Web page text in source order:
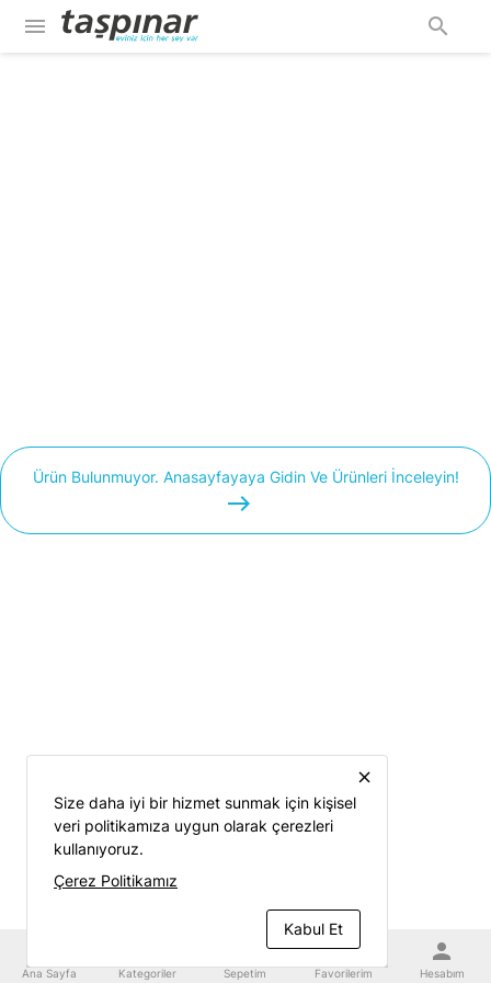
menu search
Ürün Bulunmuyor. Anasayfayaya Gidin Ve Ürünleri İnceleyin!
easts
Ana Sayfa Kategoriler Sepetim
favorite
Favorilerim
person
Hesabım
close
Size daha iyi bir hizmet sunmak için kişisel
veri politikamıza uygun olarak çerezleri
kullanıyoruz.
Çerez Politikamız
Kabul Et